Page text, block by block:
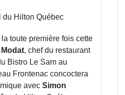
du Hilton Québec
la toute première fois cette
, chef du restaurant
Bistro Le Sam au
Frontenac concoctera
avec Simon